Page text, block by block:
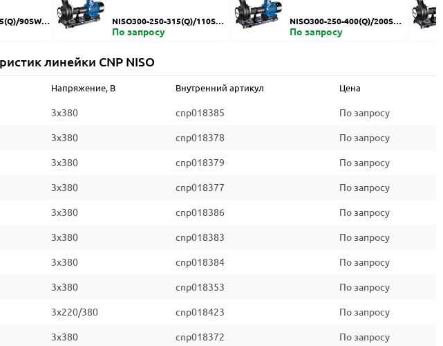
90SWH
NISO300-250-315(Q)/110SW
HZDI
По запросу
NISO300-250-400(Q)/200SW
HZDI
По запросу
линейки CNP NISO
Напряжение, В Внутренний артикул Цена
3x380 cnp018385 По запросу
3x380 cnp018378 По запросу
3x380 cnp018379 По запросу
3x380 cnp018377 По запросу
3x380 cnp018386 По запросу
3x380 cnp018383 По запросу
3x380 cnp018384 По запросу
3x380 cnp018353 По запросу
3x220/380 cnp018423 По запросу
3x380 cnp018372 По запросу